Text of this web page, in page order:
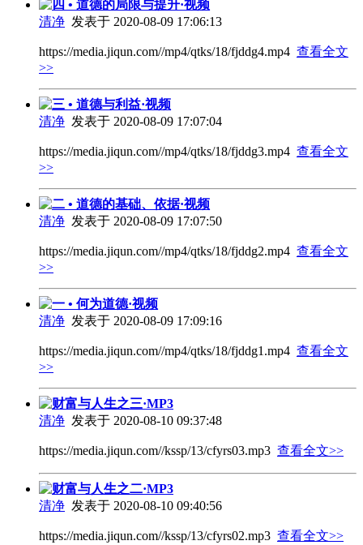
四 • 道德的局限与提升·视频
清净 发表于 2020-08-09 17:06:13
https://media.jiqun.com//mp4/qtks/18/fjddg4.mp4 查看全文
>>
三 • 道德与利益·视频
清净 发表于 2020-08-09 17:07:04
https://media.jiqun.com//mp4/qtks/18/fjddg3.mp4 查看全文
>>
二 • 道德的基础、依据·视频
清净 发表于 2020-08-09 17:07:50
https://media.jiqun.com//mp4/qtks/18/fjddg2.mp4 查看全文
>>
一 • 何为道德·视频
清净 发表于 2020-08-09 17:09:16
https://media.jiqun.com//mp4/qtks/18/fjddg1.mp4 查看全文
>>
财富与人生之三·MP3
清净 发表于 2020-08-10 09:37:48
https://media.jiqun.com//kssp/13/cfyrs03.mp3 查看全文>>
财富与人生之二·MP3
清净 发表于 2020-08-10 09:40:56
https://media.jiqun.com//kssp/13/cfyrs02.mp3 查看全文>>